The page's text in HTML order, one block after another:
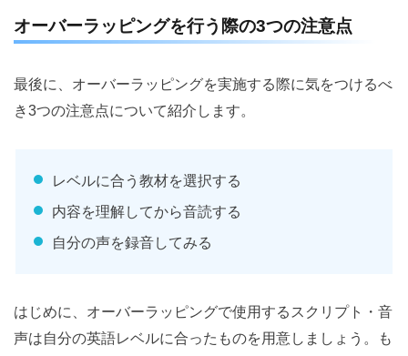
オーバーラッピングを行う際の3つの注意点
最後に、オーバーラッピングを実施する際に気をつけるべ
き3つの注意点について紹介します。
レベルに合う教材を選択する
内容を理解してから音読する
自分の声を録音してみる
はじめに、オーバーラッピングで使用するスクリプト・音
声は自分の英語レベルに合ったものを用意しましょう。も